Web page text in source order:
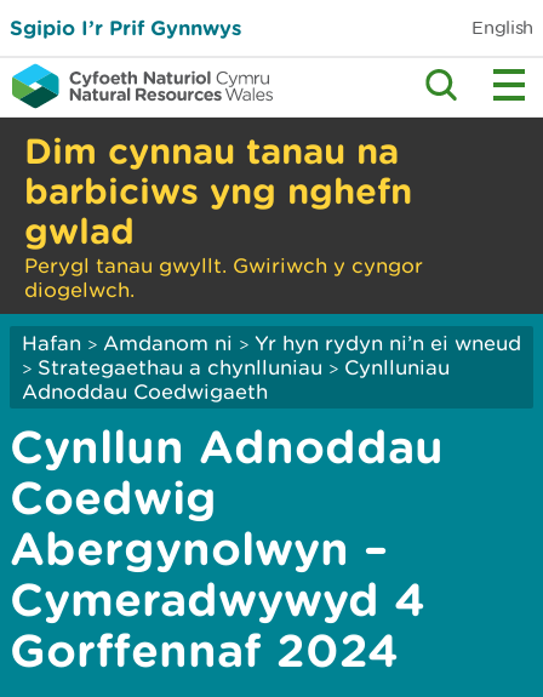
Sgipio I’r Prif Gynnwys English
Dim cynnau tanau na
barbiciws yng nghefn
gwlad
Perygl tanau gwyllt. Gwiriwch y cyngor
diogelwch.
Hafan > Amdanom ni > Yr hyn rydyn ni’n ei wneud
> Strategaethau a chynlluniau > Cynlluniau
Adnoddau Coedwigaeth
Cynllun Adnoddau
Coedwig
Abergynolwyn –
Cymeradwywyd 4
Gorffennaf 2024